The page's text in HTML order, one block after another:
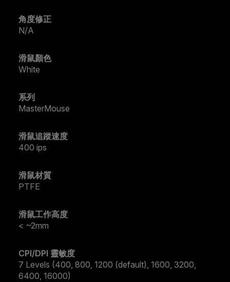
角度修正
N/A
滑鼠顏色
White
系列
MasterMouse
滑鼠追蹤速度
400 ips
滑鼠材質
PTFE
滑鼠工作高度
< ~2mm
CPI/DPI 靈敏度
7 Levels (400, 800, 1200 (default), 1600, 3200,
6400, 16000)